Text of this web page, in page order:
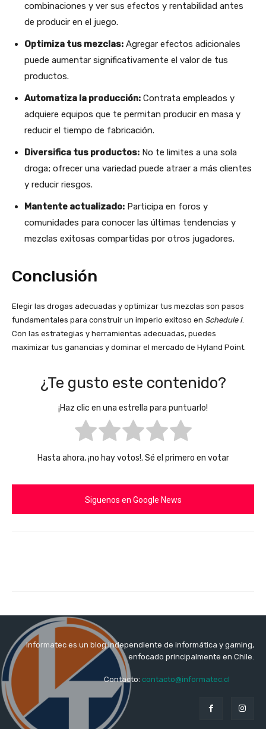
combinaciones y ver sus efectos y rentabilidad antes
de producir en el juego.​
Optimiza tus mezclas: Agregar efectos adicionales
puede aumentar significativamente el valor de tus
productos.​
Automatiza la producción: Contrata empleados y
adquiere equipos que te permitan producir en masa y
reducir el tiempo de fabricación.​
Diversifica tus productos: No te limites a una sola
droga; ofrecer una variedad puede atraer a más clientes
y reducir riesgos.​
Mantente actualizado: Participa en foros y
comunidades para conocer las últimas tendencias y
mezclas exitosas compartidas por otros jugadores.​
Conclusión
Elegir las drogas adecuadas y optimizar tus mezclas son pasos
fundamentales para construir un imperio exitoso en Schedule I.
Con las estrategias y herramientas adecuadas, puedes
maximizar tus ganancias y dominar el mercado de Hyland Point.
¿Te gusto este contenido?
¡Haz clic en una estrella para puntuarlo!
Hasta ahora, ¡no hay votos!. Sé el primero en votar
Siguenos en Google News
Informatec es un blog independiente de informática y gaming,
enfocado principalmente en Chile.
Contacto: contacto@informatec.cl